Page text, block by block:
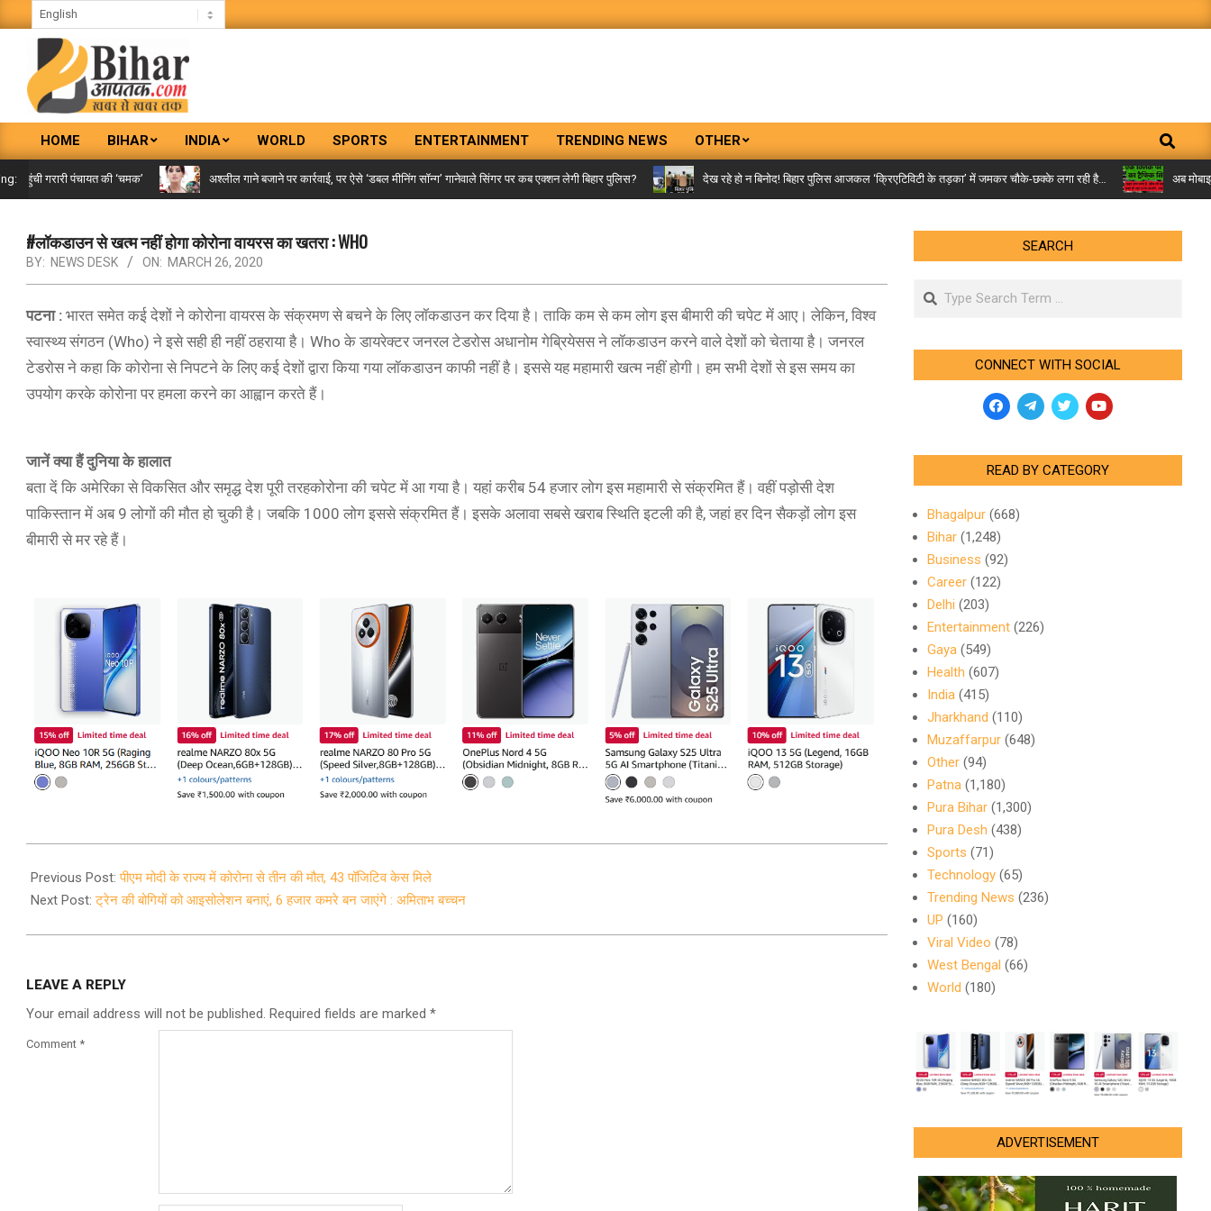
to
BIHAR
AAPTAK
Primary
Navigation
Menu
HOME BIHAR INDIA WORLD SPORTS ENTERTAINMENT TRENDING NEWS OTHER Search
गरारी पंचायत की ‘चमक’ अश्लील गाने बजाने पर कार्रवाई, पर ऐसे ‘डबल मीनिंग सॉन्ग’ गानेवाले सिंगर पर कब एक्शन लेगी बिहार पुलिस? देख रहे हो न बिनोद! बिहार पुलिस आजकल ‘क्रिएटिविटी के तड़का’ में जमकर चौके-छक्के लगा रही है… अब मोबाइल
#लॉकडाउन से खत्म नहीं होगा कोरोना वायरस का खतरा : WHO
BY: NEWS DESK ON: MARCH 26, 2020
पटना : भारत समेत कई देशों ने कोरोना वायरस के संक्रमण से बचने के लिए लॉकडाउन कर दिया है। ताकि कम से कम लोग इस बीमारी की चपेट में आए। लेकिन, विश्व
स्वास्थ्य संगठन (Who) ने इसे सही ही नहीं ठहराया है। Who के डायरेक्टर जनरल टेडरोस अधानोम गेब्रियेसस ने लॉकडाउन करने वाले देशों को चेताया है। जनरल
टेडरोस ने कहा कि कोरोना से निपटने के लिए कई देशों द्वारा किया गया लॉकडाउन काफी नहीं है। इससे यह महामारी खत्म नहीं होगी। हम सभी देशों से इस समय का
उपयोग करके कोरोना पर हमला करने का आह्वान करते हैं।
जानें क्या हैं दुनिया के हालात
बता दें कि अमेरिका से विकसित और समृद्ध देश पूरी तरहकोरोना की चपेट में आ गया है। यहां करीब 54 हजार लोग इस महामारी से संक्रमित हैं। वहीं पड़ोसी देश
पाकिस्तान में अब 9 लोगों की मौत हो चुकी है। जबकि 1000 लोग इससे संक्रमित हैं। इसके अलावा सबसे खराब स्थिति इटली की है, जहां हर दिन सैकड़ों लोग इस
बीमारी से मर रहे हैं।
03-
26
Previous Post:पीएम मोदी के राज्य में कोरोना से तीन की मौत, 43 पॉजिटिव केस मिले
Next Post:ट्रेन की बोगियों को आइसोलेशन बनाएं, 6 हजार कमरे बन जाएंगे : अमिताभ बच्चन
LEAVE A REPLY
Your email address will not be published. Required fields are marked *
Comment *
SEARCH
Search
CONNECT WITH SOCIAL
READ BY CATEGORY
Bhagalpur(668)
Bihar(1,248)
Business (92)
Career(122)
Delhi (203)
Entertainment(226)
Gaya(549)
Health (607)
India(415)
Jharkhand (110)
Muzaffarpur(648)
Other(94)
Patna(1,180)
Pura Bihar(1,300)
Pura Desh (438)
Sports (71)
Technology(65)
Trending News (236)
UP (160)
Viral Video (78)
West Bengal (66)
World (180)
ADVERTISEMENT